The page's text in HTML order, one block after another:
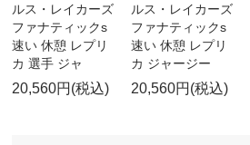
ルス・レイカーズ
ファナティックs
速い 休憩 レプリ
カ 選手 ジャ
20,560円(税込)
ルス・レイカーズ
ファナティックs
速い 休憩 レプリ
カ ジャージー
20,560円(税込)